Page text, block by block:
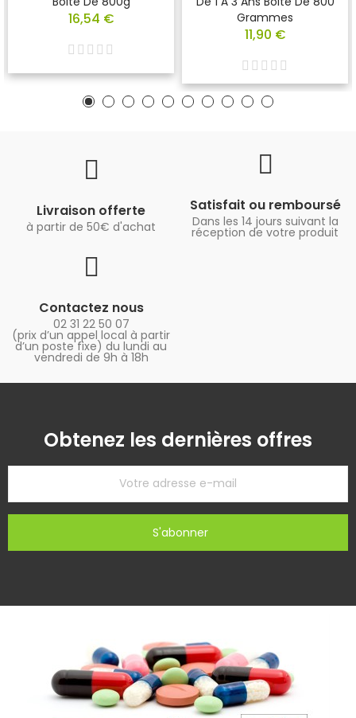
16,54 €
Grammes
11,90 €
Livraison offerte
à partir de 50€ d'achat
Satisfait ou remboursé
Dans les 14 jours suivant la
réception de votre produit
Contactez nous
02 31 22 50 07
(prix d’un appel local à partir
d’un poste fixe) du lundi au
vendredi de 9h à 18h
Obtenez les dernières offres
S'abonner